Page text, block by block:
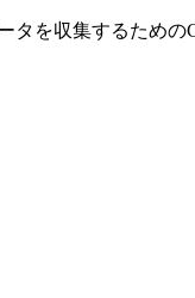
を収集するため